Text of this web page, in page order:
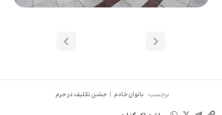
برچسب: بانوان خادم | جشن تکلیف در حرم